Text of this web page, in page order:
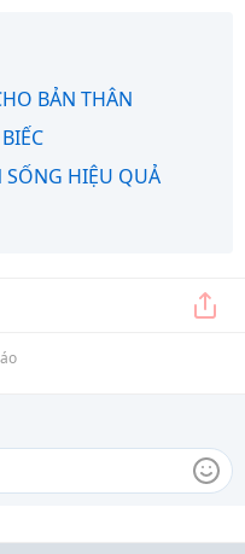
BẢN THÂN
SỐNG HIỆU QUẢ